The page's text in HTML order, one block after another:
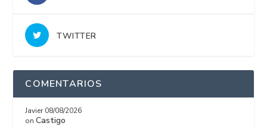
TWITTER
COMENTARIOS
Javier 08/08/2026
onCastigo